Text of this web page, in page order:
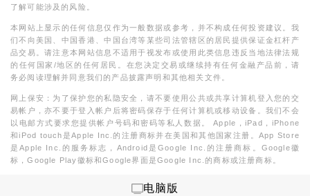
了解可能涉及的风险。
本网站上显示的任何信息仅作为一般数据或参考，并不构成任何投资建议。我
们不向美国、中国香港、中国台湾等某些司法管辖区的居民提供保证金杠杆产
品交易。请注意本网站信息不适用于视发布或使用此类信息违反当地法律法规
的任何国家/地区的任何居民。在您决定交易或继续持有任何金融产品前，请
务必阅读理解并同意我们的产品披露声明和其他相关文件。
网上保安：为了保护您的私隐安全，请不要使用公共或共享计算机登入您的交
易帐户，亦不要于登入帐户后将密码保存于任何计算机或移动设备。我们不会
以电邮方式要求您提供帐户号码和密码等私人数据。 Apple，iPad，iPhone
和iPod touch是Apple Inc.的注册商标并在美国和其他国家注册。App Store
是Apple Inc.的服务标志，Android是Google Inc.的注册商标。Google徽
标，Google Play徽标和Google界面是Google Inc.的商标或注册商标。
电脑版